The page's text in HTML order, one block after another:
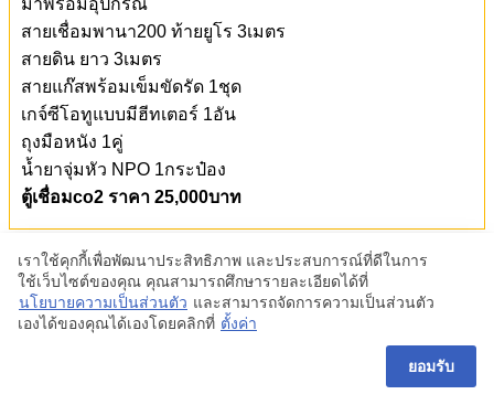
220V.
ตู้เชื่อม Co2 ขนาด 250แอมป์ ฟีดใน ใช้ไฟบ้าน 220V. จอ
ปรับดิจิตอล สามารถเชื่อมไฟฟ้า (เชื่อมธูป)ได้ *
ไฟฟ้าเป็นอุปกรณ์เสริม ต้องซื้อเพิ่ม
1.0มม. มีฐานล้อ และ ถาดวางถังด้านหลัง สะดวกในการ
เคลื่อนย้าย
มาพร้อมอุปกรณ์
สายเชื่อมพานา200 ท้ายยูโร 3เมตร
สายดิน ยาว 3เมตร
สายแก๊สพร้อมเข็มขัดรัด 1ชุด
เกจ์ซีโอทูแบบมีฮีทเตอร์ 1อัน
เราใช้คุกกี้เพื่อพัฒนาประสิทธิภาพ และประสบการณ์ที่ดีในการ
ใช้เว็บไซต์ของคุณ คุณสามารถศึกษารายละเอียดได้ที่
นโยบายความเป็นส่วนตัว และสามารถจัดการความเป็นส่วนตัว
เองได้ของคุณได้เองโดยคลิกที่ ตั้งค่า
ยอมรับ